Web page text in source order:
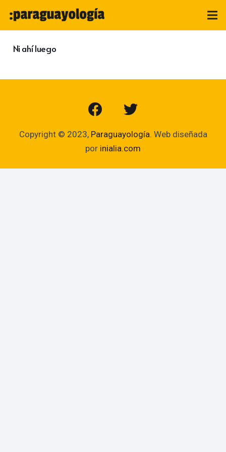
Ni ahí luego
Copyright © 2023, Paraguayología. Web diseñada
por inialia.com